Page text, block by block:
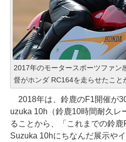
2017年のモータースポーツファン
督がホンダ RC164を走らせたこと
2018年は、鈴鹿のF1開催が
uzuka 10h（鈴鹿10時間耐久レ
ることから、「これまでの鈴
Suzuka 10hにちなんだ展示や